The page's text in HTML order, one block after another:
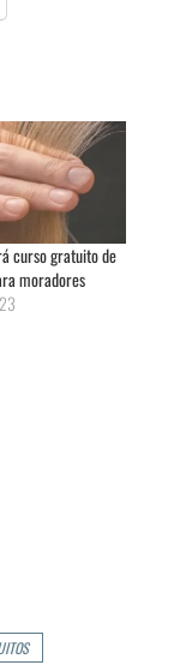
curso gratuito de
moradores